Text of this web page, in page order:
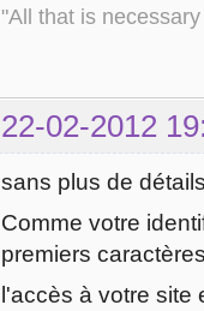
"All that is
22-02-2012
sans plus de
Comme votre
premiers
l'accès à votre site